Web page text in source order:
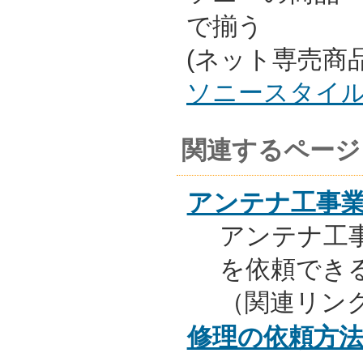
で揃う
(ネット専売商
ソニースタイ
関連するページ
アンテナ工事
アンテナ工
を依頼でき
（関連リ
修理の依頼方法